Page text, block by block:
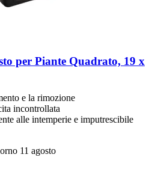
per Piante Quadrato, 19 x
e la rimozione
incontrollata
alle intemperie e imputrescibile
11 agosto